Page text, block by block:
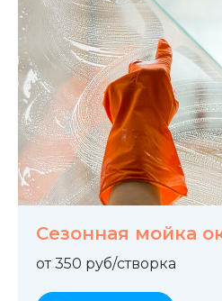
Сезонная мойка
от 350 руб/створка